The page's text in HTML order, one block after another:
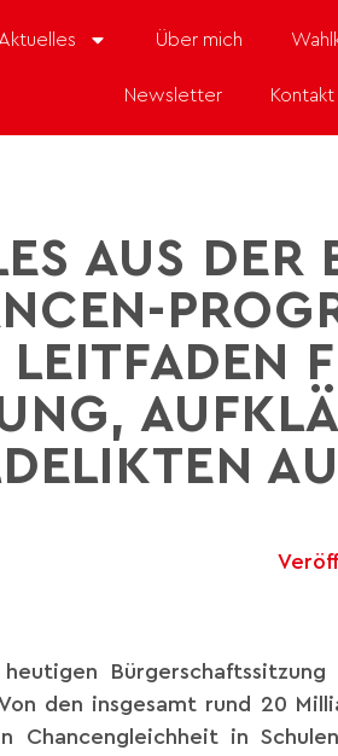
Aktuelles Über mich
Newsletter Kontakt
AUS DER
den insgesamt rund 20
Chancengleichheit in